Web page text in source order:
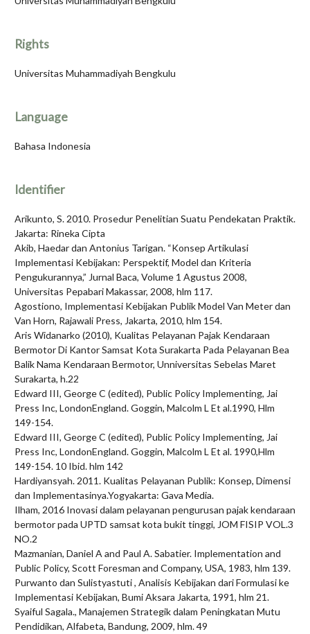
Rights
Universitas Muhammadiyah Bengkulu
Language
Bahasa Indonesia
Identifier
Arikunto, S. 2010. Prosedur Penelitian Suatu Pendekatan Praktik.
Jakarta: Rineka Cipta
Akib, Haedar dan Antonius Tarigan. “Konsep Artikulasi
Implementasi Kebijakan: Perspektif, Model dan Kriteria
Pengukurannya,” Jurnal Baca, Volume 1 Agustus 2008,
Universitas Pepabari Makassar, 2008, hlm 117.
Agostiono, Implementasi Kebijakan Publik Model Van Meter dan
Van Horn, Rajawali Press, Jakarta, 2010, hlm 154.
Aris Widanarko (2010), Kualitas Pelayanan Pajak Kendaraan
Bermotor Di Kantor Samsat Kota Surakarta Pada Pelayanan Bea
Balik Nama Kendaraan Bermotor, Unniversitas Sebelas Maret
Surakarta, h.22
Edward III, George C (edited), Public Policy Implementing, Jai
Press Inc, LondonEngland. Goggin, Malcolm L Et al.1990, Hlm
149-154.
Edward III, George C (edited), Public Policy Implementing, Jai
Press Inc, LondonEngland. Goggin, Malcolm L Et al. 1990,Hlm
149-154. 10 Ibid. hlm 142
Hardiyansyah. 2011. Kualitas Pelayanan Publik: Konsep, Dimensi
dan Implementasinya.Yogyakarta: Gava Media.
Ilham, 2016 Inovasi dalam pelayanan pengurusan pajak kendaraan
bermotor pada UPTD samsat kota bukit tinggi, JOM FISIP VOL.3
NO.2
Mazmanian, Daniel A and Paul A. Sabatier. Implementation and
Public Policy, Scott Foresman and Company, USA, 1983, hlm 139.
Purwanto dan Sulistyastuti , Analisis Kebijakan dari Formulasi ke
Implementasi Kebijakan, Bumi Aksara Jakarta, 1991, hlm 21.
Syaiful Sagala., Manajemen Strategik dalam Peningkatan Mutu
Pendidikan, Alfabeta, Bandung, 2009, hlm. 49